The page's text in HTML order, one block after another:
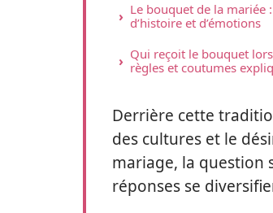
Le bouquet de la mariée
d’histoire et d’émotions
Qui reçoit le bouquet
règles et coutumes
Derrière cette
des cultures et le
mariage, la question
réponses se